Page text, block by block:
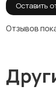
Оставить
Отзывов